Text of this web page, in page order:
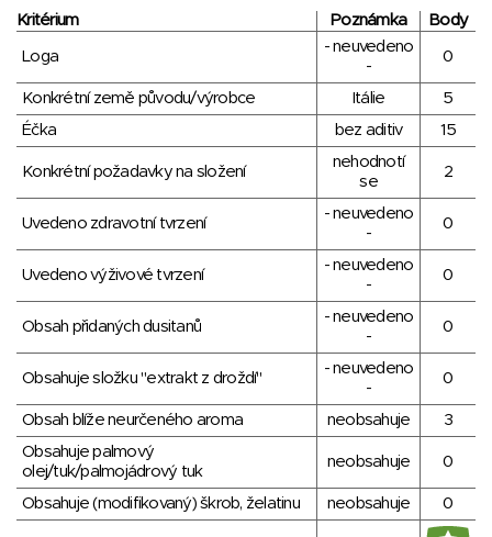
Kritérium Poznámka Body
Loga
- neuvedeno
-
0
Konkrétní země původu/výrobce Itálie
5
Éčka
bez aditiv 15
Konkrétní požadavky na složení
nehodnotí
se
2
Uvedeno zdravotní tvrzení
- neuvedeno
-
0
Uvedeno výživové tvrzení
- neuvedeno
-
0
Obsah přidaných dusitanů
- neuvedeno
-
0
Obsahuje složku "extrakt z droždí"
- neuvedeno
-
0
Obsah blíže neurčeného aroma neobsahuje
3
Obsahuje palmový
olej/tuk/palmojádrový tuk
neobsahuje 0
Obsahuje (modifikovaný) škrob, želatinu neobsahuje 0